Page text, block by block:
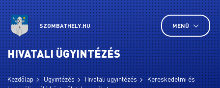
SZOMBATHELY.HU MENÜ
HIVATALI ÜGYINTÉZÉS
Kezdőlap Ügyintézés Hivatali ügyintézés
Kereskedelmi és